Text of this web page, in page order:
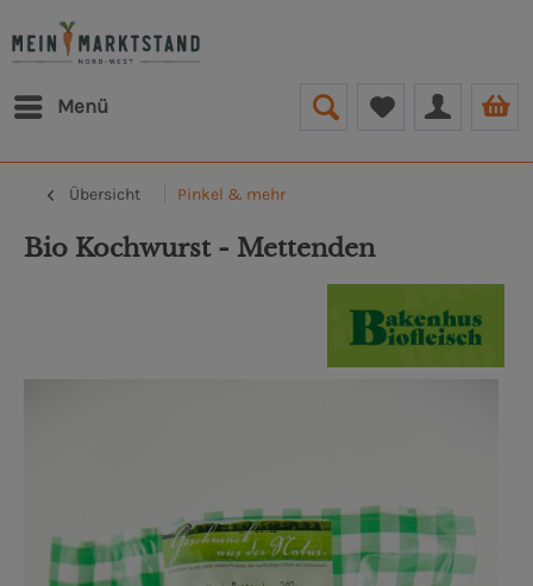
Menü
Übersicht Pinkel & mehr
Bio Kochwurst - Mettenden